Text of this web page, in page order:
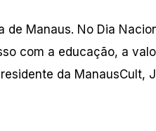
de Manaus. No Dia
com a educação, a
da ManausCult,